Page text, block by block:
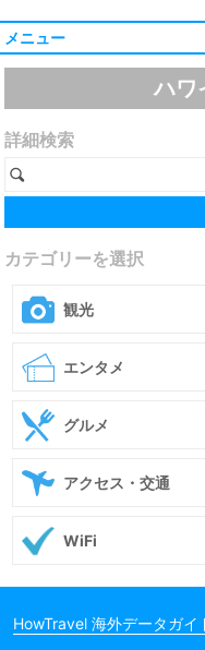
メニュー
ハワ
詳細検索
カテゴリーを選択
観光
エンタメ
グルメ
アクセス・交通
WiFi
HowTravel 海外データガイ